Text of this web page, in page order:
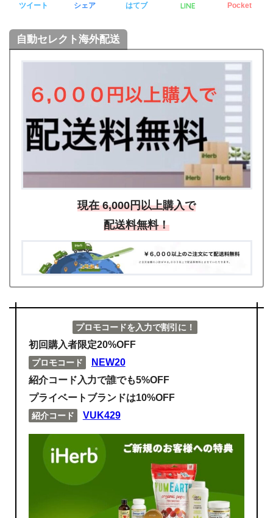
ツイート シェア はてブ LINE Pocket
自動セレクト海外配送
現在 6,000円以上購入で
配送料無料！
プロモコードを入力で割引に！
初回購入者限定20%OFF
プロモコード
NEW20
紹介コード入力で誰でも5%OFF
プライベートブランドは10%OFF
紹介コード VUK429